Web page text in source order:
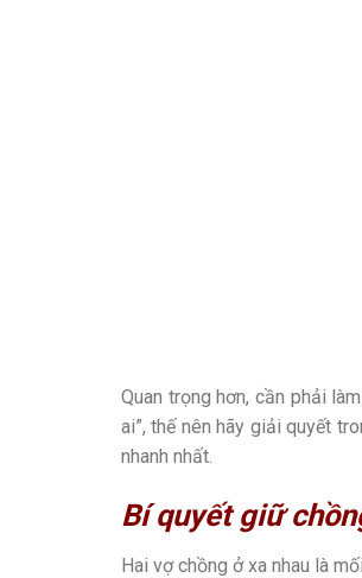
Quan trọng hơn, cần phải
ai”, thế nên hãy giải quyết
nhanh nhất.
Bí quyết giữ
Hai vợ chồng ở xa nhau là